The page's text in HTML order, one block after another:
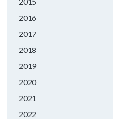
2016
2017
2018
2019
2020
2021
2022